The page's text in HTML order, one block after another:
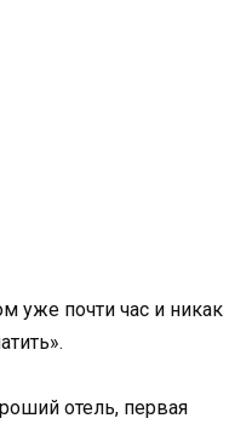
уже почти час и никак
отель, первая